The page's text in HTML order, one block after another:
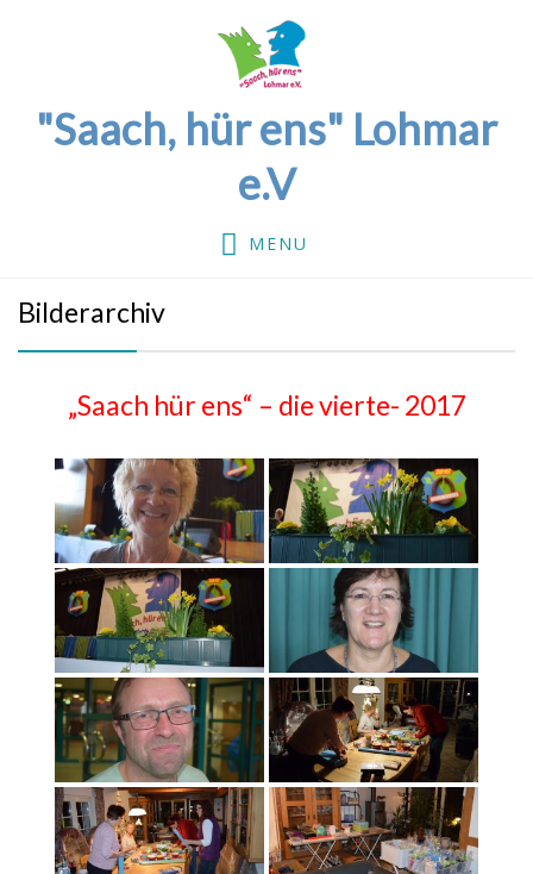
"Saach, hür ens" Lohmar
e.V
MENU
Bilderarchiv
„Saach hür ens“ – die vierte- 2017